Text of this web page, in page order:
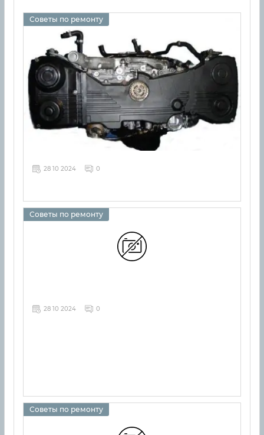
Советы по ремонту
28 10 2024 0
Советы по ремонту
28 10 2024 0
Советы по ремонту